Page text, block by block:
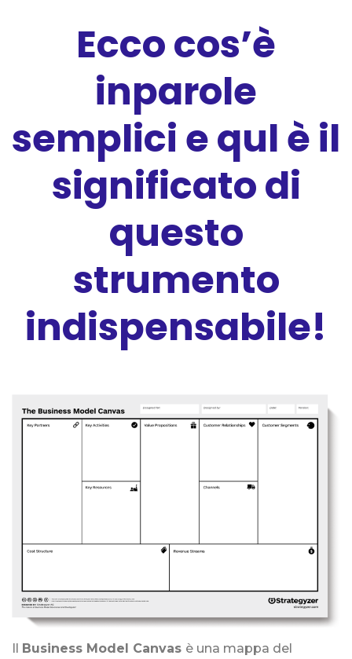
Ecco cos’è
inparole
semplici e qul è il
significato di
questo
strumento
indispensabile!
Business Model Canvas è una mappa del